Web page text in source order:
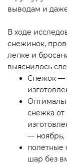
выводам и
В ходе
снежинок,
лепке и
выяснилось
Снежок —
снежка от
— ноябрь,
полетные
шар без